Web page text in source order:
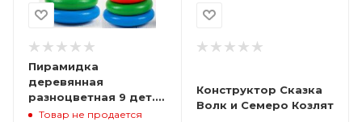
Пирамидка
деревянная
разноцветная 9 дет. -
17 см
Товар не продается
Конструктор Сказка
Волк и Семеро Козлят